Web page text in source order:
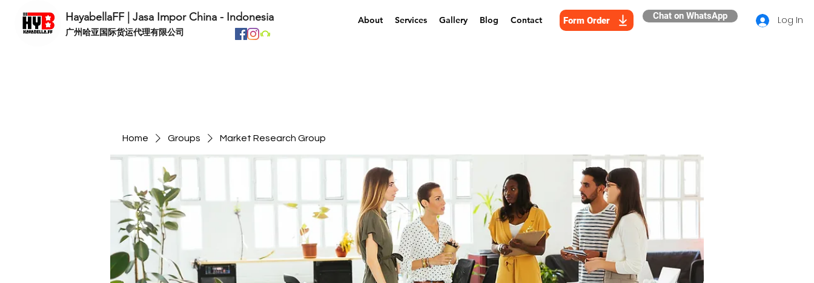
HayabellaFF | Jasa Impor China - Indonesia
​广州哈亚国际货运代理有限公司
About Services Gallery Blog Contact Form Order Chat on WhatsApp Log In
Home Groups Market Research Group